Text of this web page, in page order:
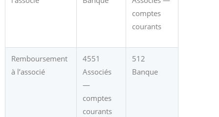
comptes
courants
Remboursement
à l’associé
4551
Associés
—
comptes
courants
512
Banque